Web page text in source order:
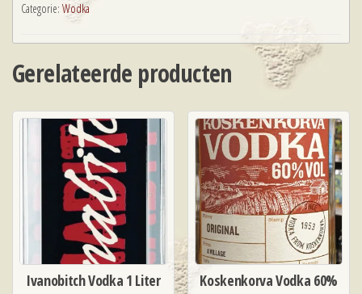
Categorie: Wodka
Gerelateerde producten
Ivanobitch Vodka 1 Liter Koskenkorva Vodka 60%